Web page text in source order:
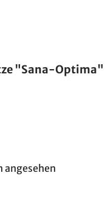
"Sana-Optima"
angesehen